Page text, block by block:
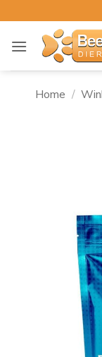
naar
inhoud
Home /